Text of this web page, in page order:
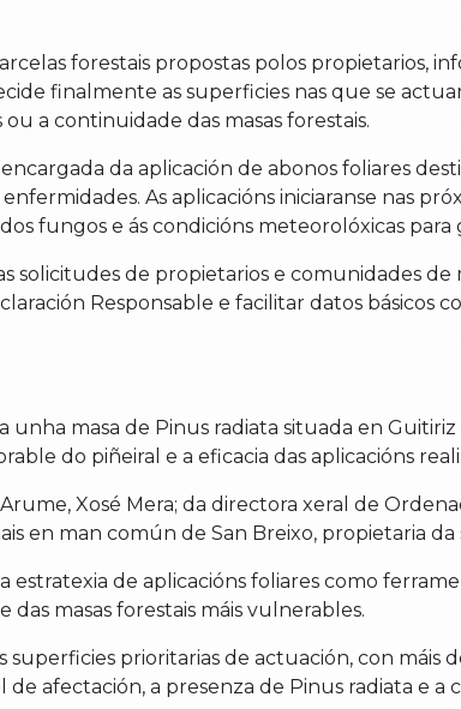
forestais propostas polos propietarios,
finalmente as superficies nas que se
ou a continuidade das masas forestais.
da aplicación de abonos foliares
As aplicacións iniciaranse nas
fungos e ás condicións meteorolóxicas para
solicitudes de propietarios e comunidades de
Responsable e facilitar datos básicos
masa de Pinus radiata situada en
do piñeiral e a eficacia das aplicacións
Xosé Mera; da directora xeral de
en man común de San Breixo, propietaria da
de aplicacións foliares como
masas forestais máis vulnerables.
prioritarias de actuación, con máis
afectación, a presenza de Pinus radiata e a